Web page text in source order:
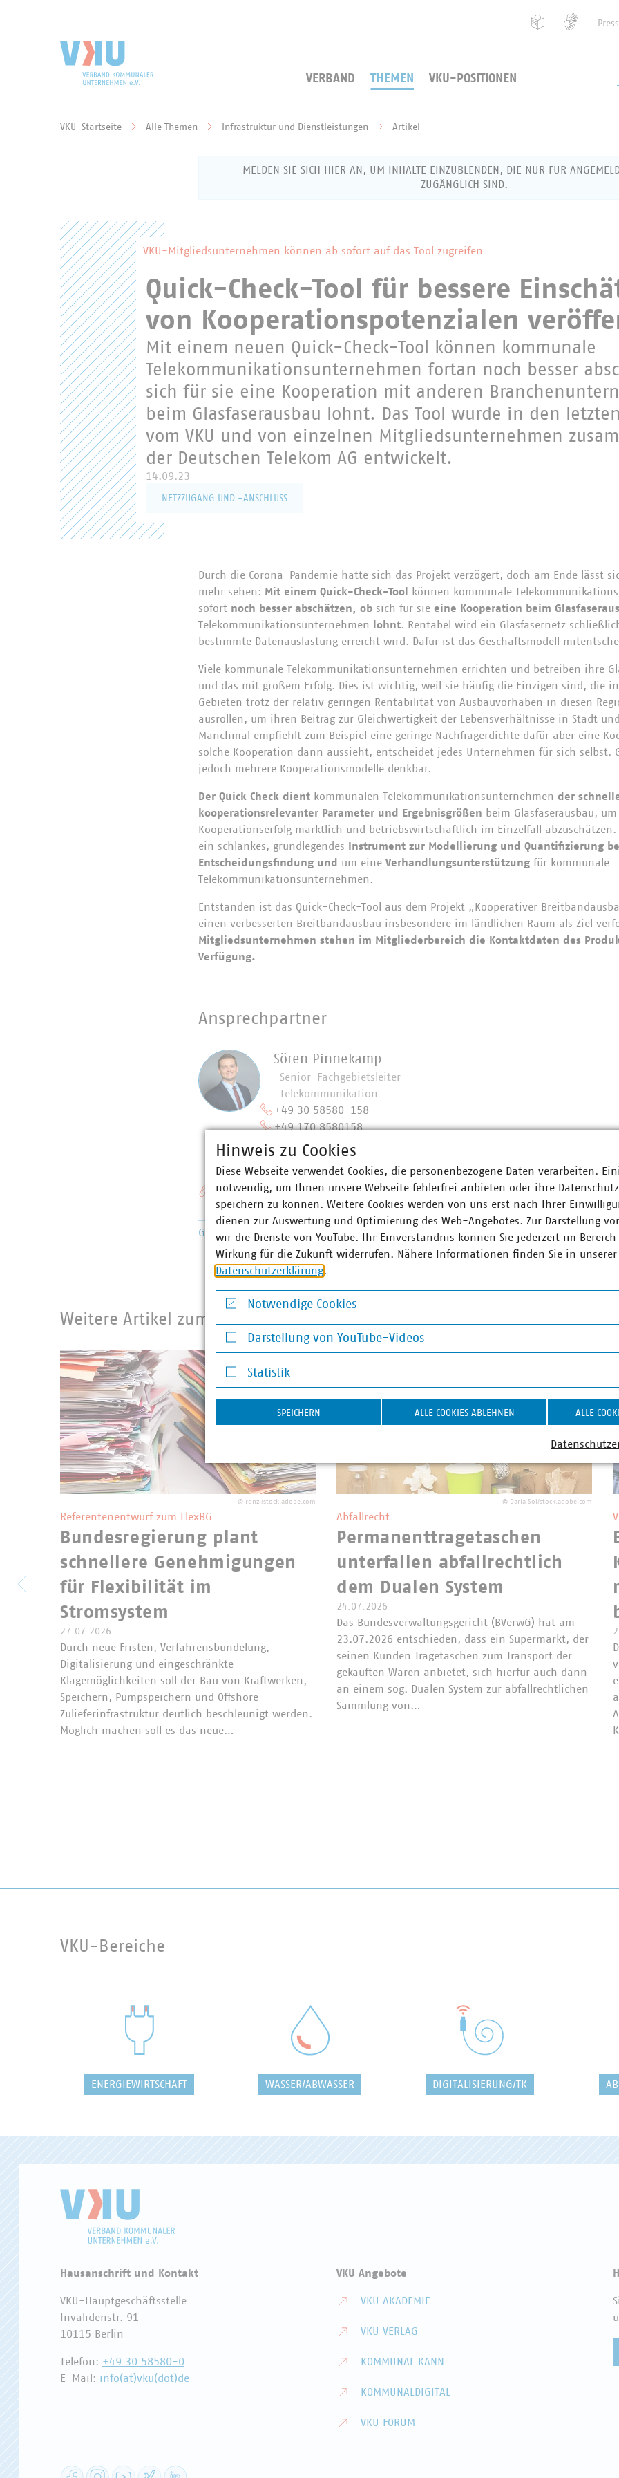
VERBAND THEMEN VKU-POSITIONEN
VKU-Startseite Alle Themen Infrastruktur und Dienstleistungen Artikel
MELDEN SIE SICH HIER AN, UM INHALTE EINZUBLENDEN, DIE NUR FÜR
ZUGÄNGLICH SIND.
Anmeldung als VKU-Mitglied
Geben Sie Ihren Benutzernamen (Ihre E-Mail-Adresse) und Ihr Passwort ein,
Benutzername
Passwort
VKU-Mitgliedsunternehmen können ab sofort auf das Tool zugreifen
Quick-Check-Tool für bessere
von Kooperationspotenzialen
Mit einem neuen Quick-Check-Tool können kommunale
Telekommunikationsunternehmen fortan noch besser
sich für sie eine Kooperation mit anderen
beim Glasfaserausbau lohnt. Das Tool wurde in den
vom VKU und von einzelnen Mitgliedsunternehmen
der Deutschen Telekom AG entwickelt.
14.09.23
NETZZUGANG UND -ANSCHLUSS
Durch die Corona-Pandemie hatte sich das Projekt verzögert, doch am Ende lässt
mehr sehen: Mit einem Quick-Check-Tool
können kommunale
sofort noch besser abschätzen, ob sich für sie eine Kooperation beim
Telekommunikationsunternehmen
lohnt. Rentabel wird ein Glasfasernetz
bestimmte Datenauslastung erreicht wird. Dafür ist das Geschäftsmodell
Viele kommunale Telekommunikationsunternehmen errichten und betreiben ihre
und das mit großem Erfolg. Dies ist wichtig, weil sie häufig die Einzigen sind, die
Gebieten trotz der relativ geringen Rentabilität von Ausbauvorhaben in diesen
ausrollen, um ihren Beitrag zur Gleichwertigkeit der Lebensverhältnisse in Stadt
Manchmal empfiehlt zum Beispiel eine geringe Nachfragerdichte dafür aber eine
solche Kooperation dann aussieht, entscheidet jedes Unternehmen für sich selbst.
jedoch mehrere Kooperationsmodelle denkbar.
Der Quick Check dient kommunalen Telekommunikationsunternehmen der
kooperationsrelevanter Parameter und Ergebnisgrößen beim Glasfaserausbau,
Kooperationserfolg marktlich und betriebswirtschaftlich im Einzelfall
ein schlankes, grundlegendes
Instrument zur Modellierung und Quantifizierung
Entscheidungsfindung und
um eine Verhandlungsunterstützung für kommunale
Telekommunikationsunternehmen.
Entstanden ist das Quick-Check-Tool aus dem Projekt „Kooperativer
einen verbesserten Breitbandausbau insbesondere im ländlichen Raum als Ziel
Mitgliedsunternehmen stehen im Mitgliederbereich die Kontaktdaten des
Verfügung.
Ansprechpartner
Sören Pinnekamp
Senior-Fachgebietsleiter
Telekommunikation
+49 30 58580-158
+49 170 8580158
pinnekamp(at)vku(dot)de
Schlagworte
Glasfaserausbau BreitbandausbauKooperation
Weitere Artikel zum Thema Infrastruktur und Dienstleistungen
© rdnzl/stock.adobe.com
Referentenentwurf zum FlexBG
Bundesregierung plant
schnellere Genehmigungen
für Flexibilität im
Stromsystem
27.07.2026
Durch neue Fristen, Verfahrensbündelung,
Digitalisierung und eingeschränkte
Klagemöglichkeiten soll der Bau von Kraftwerken,
Speichern, Pumpspeichern und Offshore-
Zulieferinfrastruktur deutlich beschleunigt werden.
Möglich machen soll es das neue…
© Daria Sol/stock.adobe.com
Abfallrecht
Permanenttragetaschen
unterfallen abfallrechtlich
dem Dualen System
24.07.2026
Das Bundesverwaltungsgericht (BVerwG) hat am
23.07.2026 entschieden, dass ein Supermarkt, der
seinen Kunden Tragetaschen zum Transport der
gekauften Waren anbietet, sich hierfür auch dann
an einem sog. Dualen System zur abfallrechtlichen
Sammlung von…
VKU-Bereiche
ENERGIEWIRTSCHAFT WASSER/ABWASSER DIGITALISIERUNG/TK
Hausanschrift und Kontakt
VKU-Hauptgeschäftsstelle
Invalidenstr. 91
10115 Berlin
Telefon: +49 30 58580-0
E-Mail: info(at)vku(dot)de
VKU Angebote
VKU AKADEMIE
VKU VERLAG
KOMMUNAL KANN
KOMMUNALDIGITAL
VKU FORUM
FacebookInstagramYouTube XING
Hinweis zu Cookies
Diese Webseite verwendet Cookies, die personenbezogene Daten verarbeiten.
notwendig, um Ihnen unsere Webseite fehlerfrei anbieten oder ihre
speichern zu können. Weitere Cookies werden von uns erst nach Ihrer
dienen zur Auswertung und Optimierung des Web-Angebotes. Zur Darstellung
wir die Dienste von YouTube. Ihr Einverständnis können Sie jederzeit im
Wirkung für die Zukunft widerrufen. Nähere Informationen finden Sie in unserer
Datenschutzerklärung.
Notwendige Cookies
Notwendige Cookies
Darstellung von YouTube-Videos
Darstellung von YouTube-Videos
Statistik
Statistik
SPEICHERN ALLE COOKIES ABLEHNEN ALLE